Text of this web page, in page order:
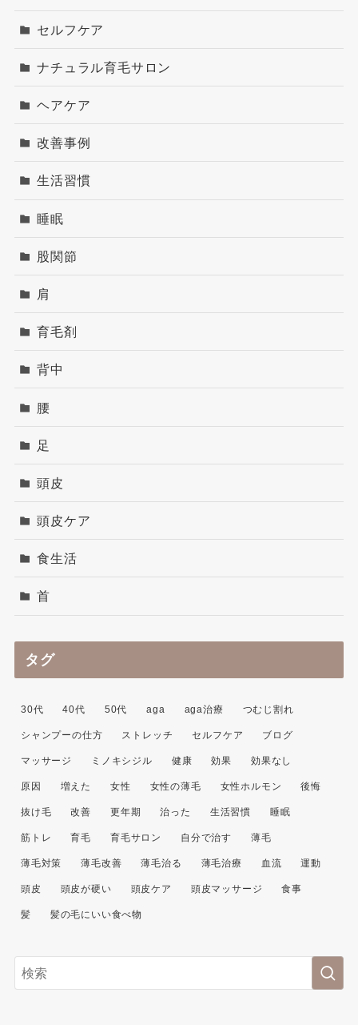
セルフケア
ナチュラル育毛サロン
ヘアケア
改善事例
生活習慣
睡眠
股関節
肩
育毛剤
背中
腰
足
頭皮
頭皮ケア
食生活
首
タグ
30代 40代 50代 aga aga治療 つむじ割れ
シャンプーの仕方 ストレッチ セルフケア ブログ
マッサージ ミノキシジル 健康 効果 効果なし
原因 増えた 女性 女性の薄毛 女性ホルモン 後悔
抜け毛 改善 更年期 治った 生活習慣 睡眠
筋トレ 育毛 育毛サロン 自分で治す 薄毛
薄毛対策 薄毛改善 薄毛治る 薄毛治療 血流 運動
頭皮 頭皮が硬い 頭皮ケア 頭皮マッサージ 食事
髪 髪の毛にいい食べ物